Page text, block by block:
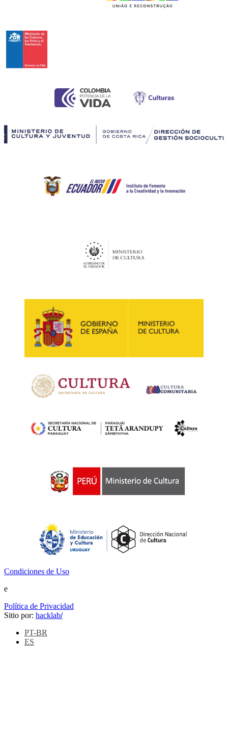
Condiciones de Uso
e
Política de Privacidad
Sitio por: hacklab/
PT-BR
ES